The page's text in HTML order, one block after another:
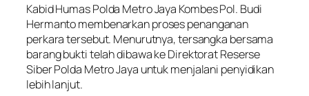
Kabid Humas Polda Metro Jaya Kombes Pol. Budi
Hermanto membenarkan proses penanganan
perkara tersebut. Menurutnya, tersangka bersama
barang bukti telah dibawa ke Direktorat Reserse
Siber Polda Metro Jaya untuk menjalani penyidikan
lebih lanjut.